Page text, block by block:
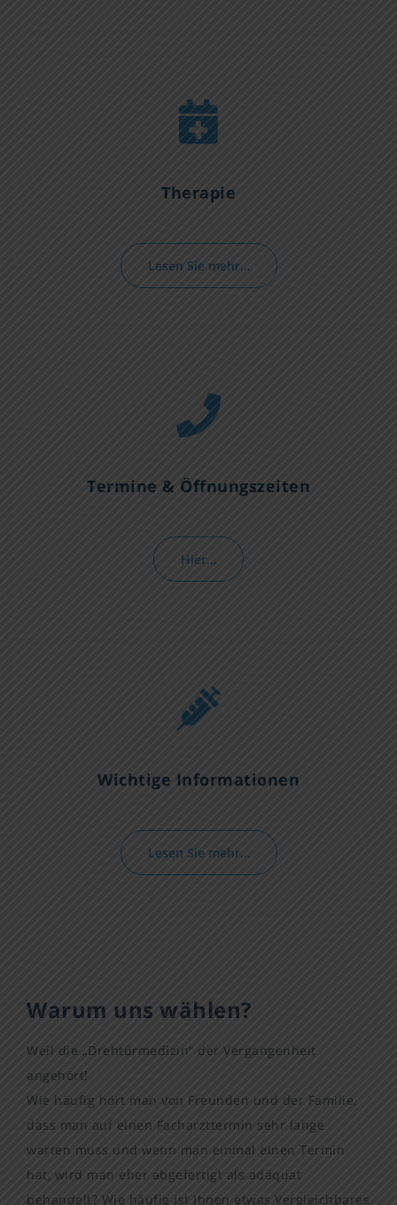
Therapie
Lesen Sie mehr…
Termine & Öffnungszeiten
Hier…
Wichtige Informationen
Lesen Sie mehr…
Warum uns wählen?
Weil die „Drehtürmedizin“ der Vergangenheit
angehört!
Wie häufig hört man von Freunden und der Familie,
dass man auf einen Facharzttermin sehr lange
warten muss und wenn man einmal einen Termin
hat, wird man eher abgefertigt als adäquat
behandelt? Wie häufig ist Ihnen etwas Vergleichbares